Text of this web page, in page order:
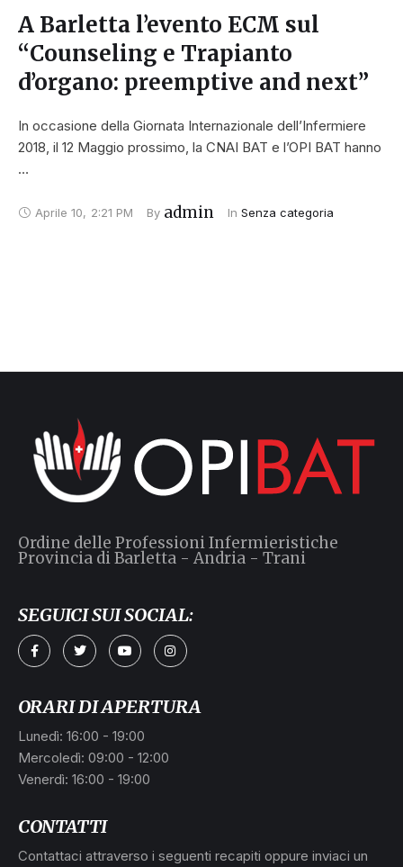
A Barletta l’evento ECM sul
“Counseling e Trapianto
d’organo: preemptive and next”
In occasione della Giornata Internazionale dell’Infermiere
2018, il 12 Maggio prossimo, la CNAI BAT e l’OPI BAT hanno
…
Aprile 10, 2:21 PM By admin In Senza categoria
CONTATTI
Contattaci attraverso i seguenti recapiti oppure inviaci un
ORARI DI APERTURA
Lunedì: 16:00 - 19:00
Mercoledì: 09:00 - 12:00
Venerdì: 16:00 - 19:00
Ordine delle Professioni Infermieristiche
Provincia di Barletta - Andria - Trani
SEGUICI SUI SOCIAL: